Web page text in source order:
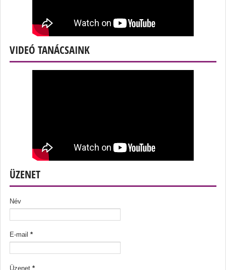
VIDEÓ TANÁCSAINK
ÜZENET
Név
E-mail *
Üzenet *